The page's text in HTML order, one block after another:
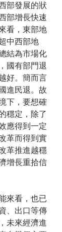
部發展的狀
部增長快速
看，東部地
中西部地
結為市場化
國有部門退
好。簡而言
進民退。故
下，要想確
穩定，除了
應得到一定
革而得到實
革推進越穩
增長重拾信
來看，也已
、出口等傳
未來經濟進